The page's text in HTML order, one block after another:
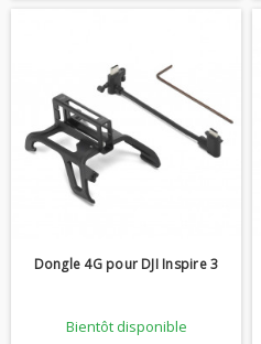
Dongle 4G pour DJI Inspire 3
Bientôt disponible